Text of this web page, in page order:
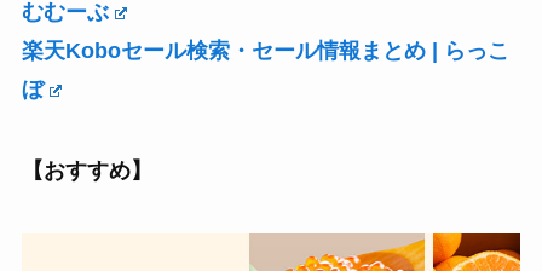
むむーぶ
楽天Koboセール検索・セール情報まとめ | らっこ
ぼ
【おすすめ】